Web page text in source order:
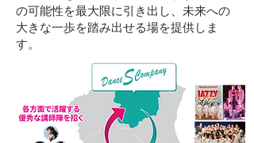
の可能性を最大限に引き出し、未来への
大きな一歩を踏み出せる場を提供しま
す。